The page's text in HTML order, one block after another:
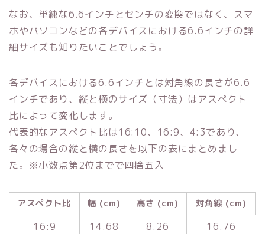
なお、単純な6.6インチとセンチの変換ではなく、スマ
ホやパソコンなどの各デバイスにおける6.6インチの詳
細サイズも知りたいことでしょう。
各デバイスにおける6.6インチとは対角線の長さが6.6
インチであり、縦と横のサイズ（寸法）はアスペクト
比によって変化します。
代表的なアスペクト比は16:10、16:9、4:3であり、
各々の場合の縦と横の長さを以下の表にまとめまし
た。※小数点第2位までで四捨五入
アスペクト比 幅 (cm) 高さ (cm) 対角線 (cm)
16:9 14.68 8.26
16.76